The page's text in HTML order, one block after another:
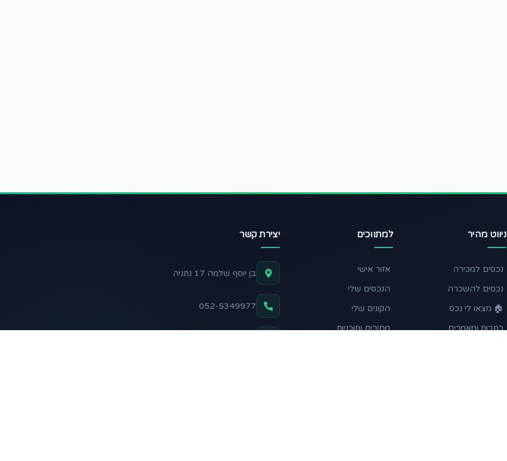
ניווט מהיר
נכסים למכירה
נכסים להשכרה
🏠 מצאו לי נכס
כתבות ומאמרים
למתווכים
אזור אישי
הנכסים שלי
הקונים שלי
מחירים ותוכניות
יצירת קשר
בן יוסף שלמה 17 נתניה
052-5349977